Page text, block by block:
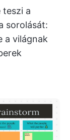
teszi a
sorolását:
a világnak